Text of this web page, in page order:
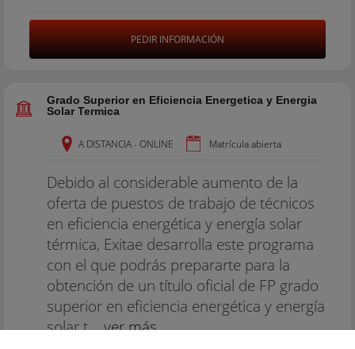
PEDIR INFORMACIÓN
Grado Superior en Eficiencia Energetica y Energia
Solar Termica
A DISTANCIA - ONLINE Matrícula abierta
Debido al considerable aumento de la
oferta de puestos de trabajo de técnicos
en eficiencia energética y energía solar
térmica, Exitae desarrolla este programa
con el que podrás prepararte para la
obtención de un título oficial de FP grado
superior en eficiencia energética y energía
solar t...ver más